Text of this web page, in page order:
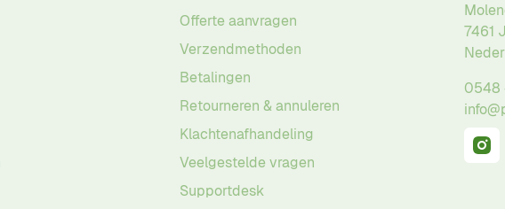
Offerte aanvragen
Verzendmethoden
Betalingen
Retourneren & annuleren
Klachtenafhandeling
Veelgestelde vragen
Supportdesk
7461
0548